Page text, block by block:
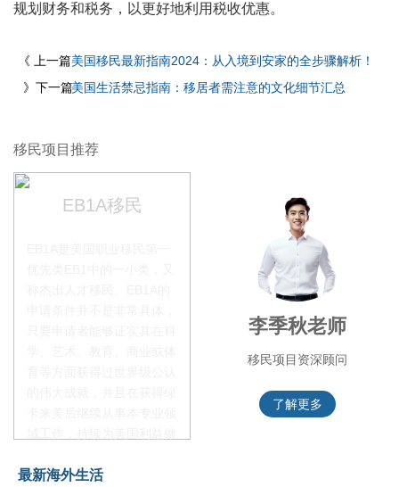
规划财务和税务，以更好地利用税收优惠。
《 上一篇美国移民最新指南2024：从入境到安家的全步骤解析！
》下一篇美国生活禁忌指南：移居者需注意的文化细节汇总
移民项目推荐
EB1A移民
额占全球移民签证配额的
李季秋老师
移民项目资深顾问
了解更多
最新海外生活